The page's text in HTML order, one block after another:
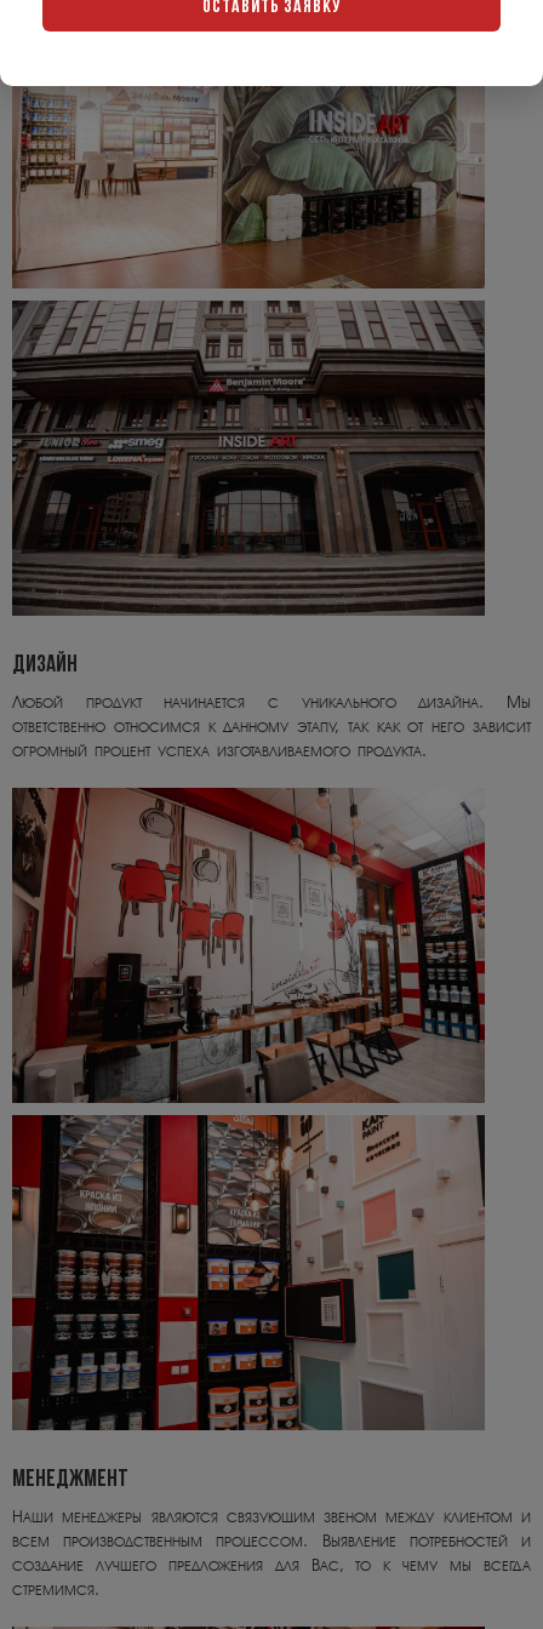
ДИЗАЙН
Любой продукт начинается с уникального дизайна. Мы
ответственно относимся к данному этапу, так как от него зависит
огромный процент успеха изготавливаемого продукта.
МЕНЕДЖМЕНТ
Наши менеджеры являются связующим звеном между клиентом и
всем производственным процессом. Выявление потребностей и
создание лучшего предложения для Вас, то к чему мы всегда
стремимся.
ОСТАВИТЬ ЗАЯВКУ